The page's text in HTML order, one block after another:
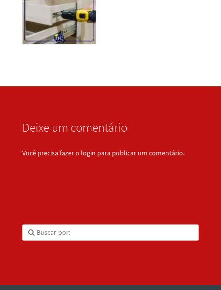
Deixe um comentário
Você precisa fazer o login para publicar um comentário.